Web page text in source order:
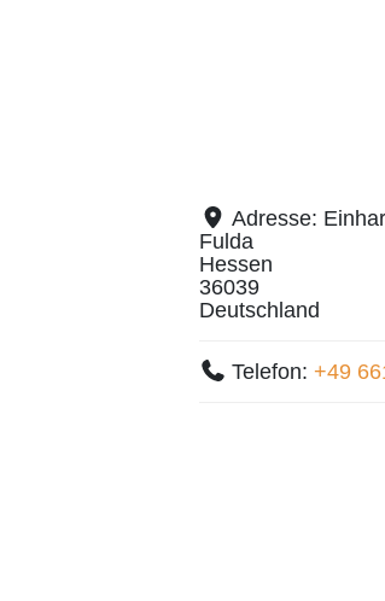
Adresse:
Fulda
Hessen
36039
Deutschland
Telefon: +49